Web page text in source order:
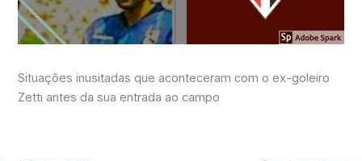
Situações inusitadas que aconteceram com o ex-goleiro
Zetti antes da sua entrada ao campo